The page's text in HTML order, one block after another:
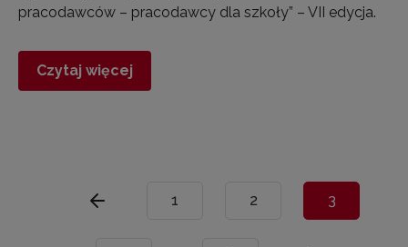
pracodawców – pracodawcy dla szkoły” – VII edycja.
Czytaj więcej
1 2 3